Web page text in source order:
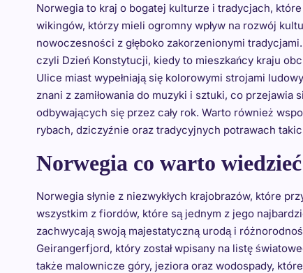
Norwegia to kraj o bogatej kulturze i tradycjach, które
wikingów, którzy mieli ogromny wpływ na rozwój
nowoczesności z głęboko zakorzenionymi
czyli Dzień Konstytucji, kiedy to mieszkańcy kraju
Ulice miast wypełniają się kolorowymi strojami
znani z zamiłowania do muzyki i sztuki, co
odbywających się przez cały rok. Warto również
rybach, dziczyźnie oraz tradycyjnych potrawach
Norwegia co warto
Norwegia słynie z niezwykłych krajobrazów, które
wszystkim z fiordów, które są jednym z jego
zachwycają swoją majestatyczną urodą i
Geirangerfjord, który został wpisany na listę
także malownicze góry, jeziora oraz wodospady,